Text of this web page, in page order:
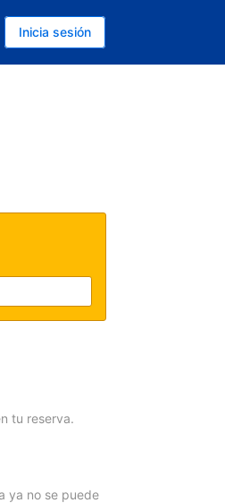
Inicia sesión
tu reserva.
ya no se puede